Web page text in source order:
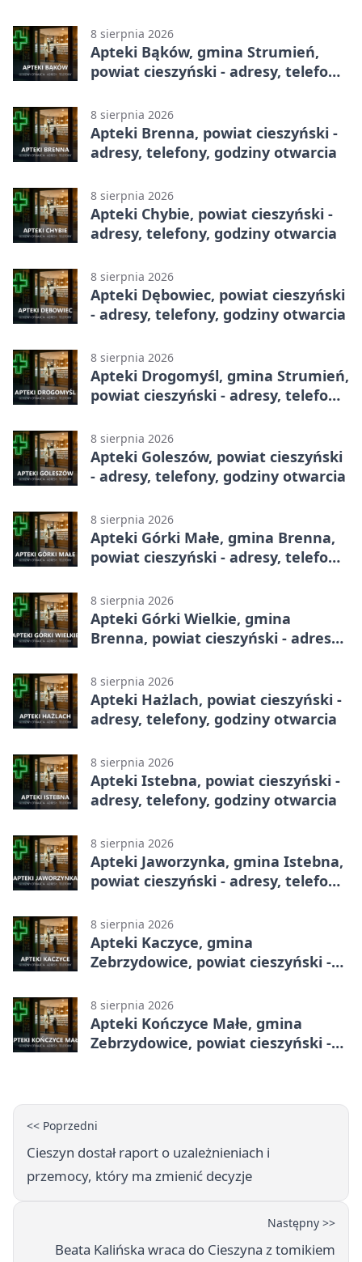
8 sierpnia 2026
Apteki Bąków, gmina Strumień,
powiat cieszyński - adresy, telefony,
8 sierpnia 2026
Apteki Brenna, powiat cieszyński -
adresy, telefony, godziny otwarcia
8 sierpnia 2026
Apteki Chybie, powiat cieszyński -
adresy, telefony, godziny otwarcia
8 sierpnia 2026
Apteki Dębowiec, powiat cieszyński
- adresy, telefony, godziny otwarcia
8 sierpnia 2026
Apteki Drogomyśl, gmina Strumień,
powiat cieszyński - adresy, telefony,
8 sierpnia 2026
Apteki Goleszów, powiat cieszyński
- adresy, telefony, godziny otwarcia
8 sierpnia 2026
Apteki Górki Małe, gmina Brenna,
powiat cieszyński - adresy, telefony,
8 sierpnia 2026
Apteki Górki Wielkie, gmina
Brenna, powiat cieszyński - adresy,
8 sierpnia 2026
Apteki Hażlach, powiat cieszyński -
adresy, telefony, godziny otwarcia
8 sierpnia 2026
Apteki Istebna, powiat cieszyński -
adresy, telefony, godziny otwarcia
8 sierpnia 2026
Apteki Jaworzynka, gmina Istebna,
powiat cieszyński - adresy, telefony,
8 sierpnia 2026
Apteki Kaczyce, gmina
Zebrzydowice, powiat cieszyński -
8 sierpnia 2026
Apteki Kończyce Małe, gmina
Zebrzydowice, powiat cieszyński -
<< Poprzedni
Cieszyn dostał raport o uzależnieniach i
przemocy, który ma zmienić decyzje
Następny >>
Beata Kalińska wraca do Cieszyna z tomikiem